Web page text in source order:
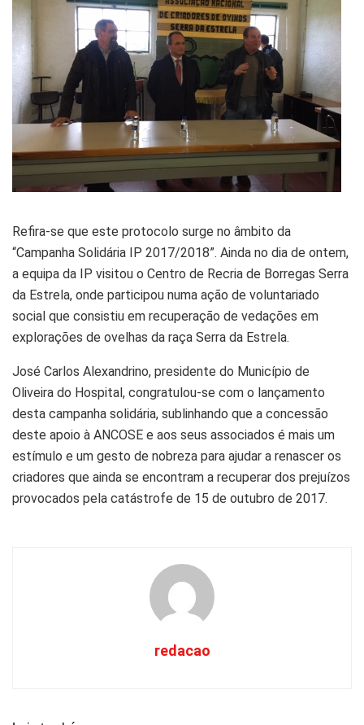
Refira-se que este protocolo surge no âmbito da
“Campanha Solidária IP 2017/2018”. Ainda no dia de ontem,
a equipa da IP visitou o Centro de Recria de Borregas Serra
da Estrela, onde participou numa ação de voluntariado
social que consistiu em recuperação de vedações em
explorações de ovelhas da raça Serra da Estrela.
José Carlos Alexandrino, presidente do Município de
Oliveira do Hospital, congratulou-se com o lançamento
desta campanha solidária, sublinhando que a concessão
deste apoio à ANCOSE e aos seus associados é mais um
estímulo e um gesto de nobreza para ajudar a renascer os
criadores que ainda se encontram a recuperar dos prejuízos
provocados pela catástrofe de 15 de outubro de 2017.
redacao